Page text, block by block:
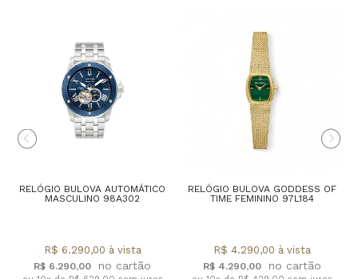
RELÓGIO BULOVA AUTOMÁTICO
MASCULINO 98A302
R$ 6.290,00
R$ 6.290,00 à vista
RELÓGIO BULOVA GODDESS OF
TIME FEMININO 97L184
R$ 4.290,00
R$ 4.290,00 à vista